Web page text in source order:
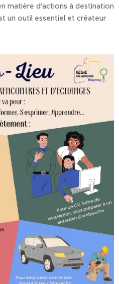
matière d'actions à destination
un outil essentiel et créateur